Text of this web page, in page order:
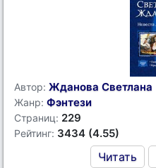
Автор: Жданова Светлана
Жанр: Фэнтези
Страниц: 229
Рейтинг: 3434 (4.55)
Читать